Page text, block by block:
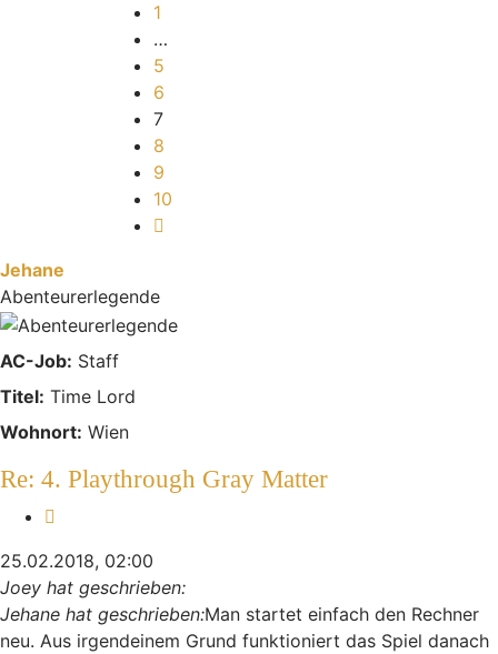
1
…
5
6
7
8
9
10
Jehane
Abenteurerlegende
AC-Job: Staff
Titel: Time Lord
Wohnort: Wien
Re: 4. Playthrough Gray Matter
25.02.2018, 02:00
Joey hat geschrieben:
Jehane hat geschrieben:Man startet einfach den Rechner
neu. Aus irgendeinem Grund funktioniert das Spiel danach